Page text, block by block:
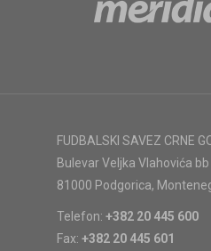
FUDBALSKI SAVEZ CRNE
Bulevar Veljka Vlahovića bb
81000 Podgorica,
Telefon: +382 20 445 600
Fax: +382 20 445 601